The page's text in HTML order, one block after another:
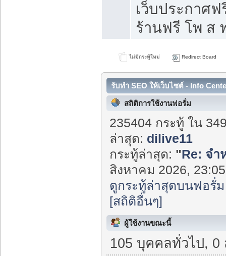
เว็บประกาศ
ร้านฟรี โพ ส
ไม่มีกระทู้ใหม่ Redirect Board
รับทำ SEO ให้เว็บไซต์ - Info
สถิติการใช้งานฟอรั่ม
235404 กระทู้ ใน
ล่าสุด: dilive11
กระทู้ล่าสุด: "Re: จำ
สิงหาคม 2026,
ดูกระทู้ล่าสุดบนฟอรั่ม
[สถิติอื่นๆ]
ผู้ใช้งานขณะนี้
105 บุคคลทั่วไป, 0